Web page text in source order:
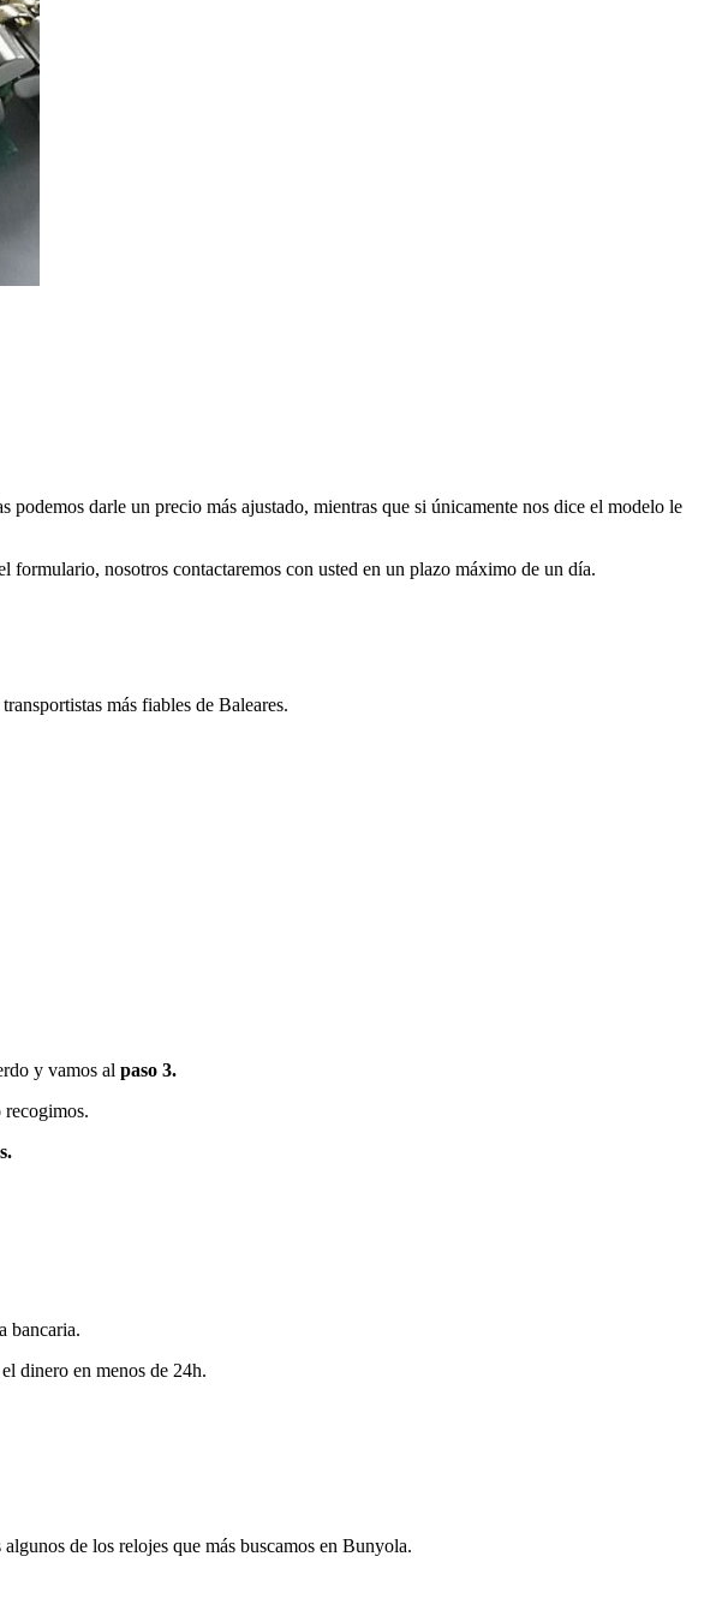
darle un precio más ajustado, mientras que si únicamente nos dice el modelo le
nosotros contactaremos con usted en un plazo máximo de un día.
más fiables de Baleares.
y vamos al paso 3.
bancaria.
dinero en menos de 24h.
de los relojes que más buscamos en Bunyola.